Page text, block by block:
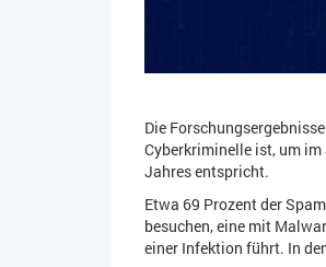
Die
Cyberkriminelle ist, um
Jahres entspricht.
Etwa 69 Prozent der
besuchen, eine mit
einer Infektion führt. In